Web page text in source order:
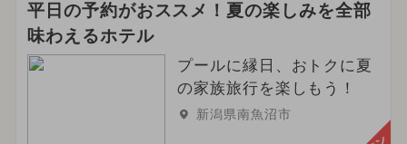
平日の予約がおススメ！夏の楽しみを全部
味わえるホテル
プールに縁日、おトクに夏
の家族旅行を楽しもう！
新潟県南魚沼市